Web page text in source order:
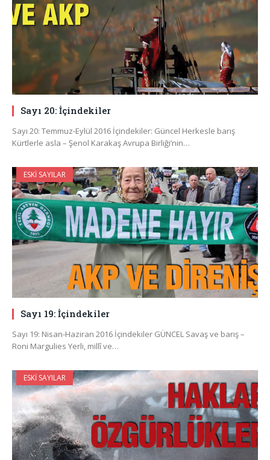
Sayı 20: İçindekiler
Sayı 20: Temmuz-Eylül 2016 İçindekiler: Güncel Herkesle barış
Kürtlerle asla – Şenol Karakaş Avrupa Birliği’nin…
ESKI SAYILAR
Sayı 19: İçindekiler
Sayı 19: Nisan-Haziran 2016 İçindekiler GÜNCEL Savaş ve barış –
Roni Margulies Yerli, millî ve…
ESKI SAYILAR